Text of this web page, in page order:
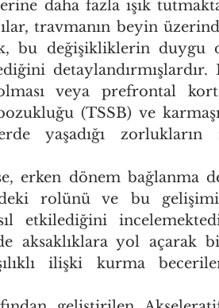
travmanın beyin
bu değişikliklerin duygu
veya prefrontal
(TSSB) ve
yaşadığı zorlukların
erken dönem bağlanma
rolünü ve bu
etkilediğini
aksaklıklara yol açarak
ilişki kurma